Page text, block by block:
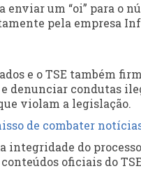
um “oi” para o
pela empresa
e o TSE também
denunciar condutas
violam a legislação.
de combater
integridade do
oficiais do